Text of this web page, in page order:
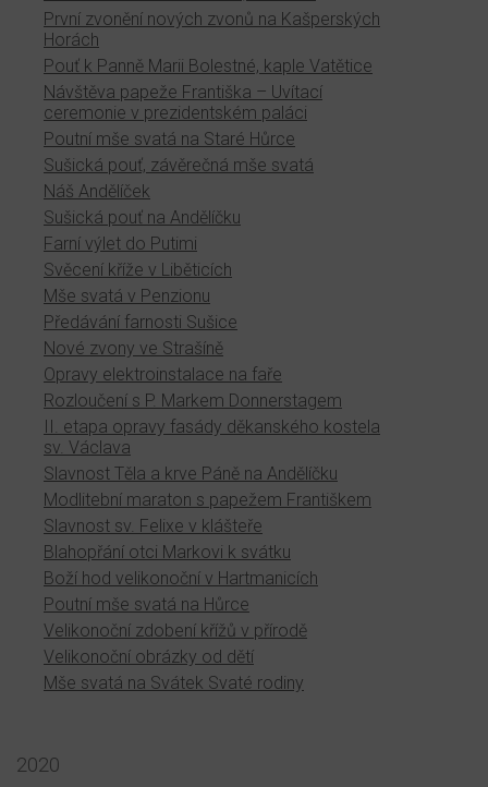
První zvonění nových zvonů na Kašperských
Horách
Pouť k Panně Marii Bolestné, kaple Vatětice
Návštěva papeže Františka – Uvítací
ceremonie v prezidentském paláci
Poutní mše svatá na Staré Hůrce
Sušická pouť, závěrečná mše svatá
Náš Andělíček
Sušická pouť na Andělíčku
Farní výlet do Putimi
Svěcení kříže v Liběticích
Mše svatá v Penzionu
Předávání farnosti Sušice
Nové zvony ve Strašíně
Opravy elektroinstalace na faře
Rozloučení s P. Markem Donnerstagem
II. etapa opravy fasády děkanského kostela
sv. Václava
Slavnost Těla a krve Páně na Andělíčku
Modlitební maraton s papežem Františkem
Slavnost sv. Felixe v klášteře
Blahopřání otci Markovi k svátku
Boží hod velikonoční v Hartmanicích
Poutní mše svatá na Hůrce
Velikonoční zdobení křížů v přírodě
Velikonoční obrázky od dětí
Mše svatá na Svátek Svaté rodiny
2020